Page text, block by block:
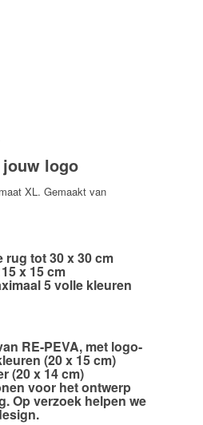
jouw logo
XL. Gemaakt van
tot 30 x 30 cm
x 15 cm
5 volle kleuren
RE-PEVA, met logo-
(20 x 15 cm)
(20 x 14 cm)
voor het ontwerp
Op verzoek helpen we